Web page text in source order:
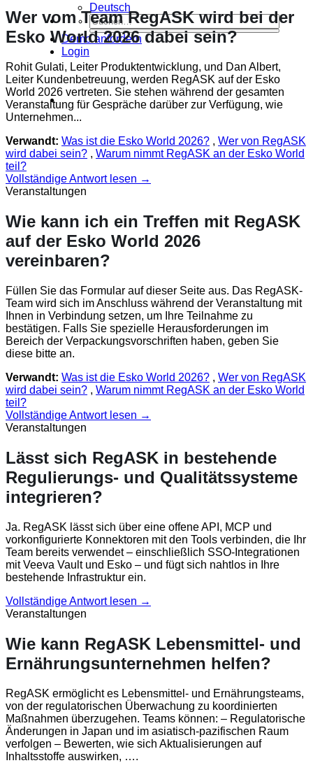
Deutsch
Demo anfordern
Login
Wer vom Team RegASK wird bei der
Esko World 2026 dabei sein?
Rohit Gulati, Leiter Produktentwicklung, und Dan Albert,
Leiter Kundenbetreuung, werden RegASK auf der Esko
World 2026 vertreten. Sie stehen während der gesamten
Veranstaltung für Gespräche darüber zur Verfügung, wie
Unternehmen...
Verwandt: Was ist die Esko World 2026? , Wer von RegASK
wird dabei sein? , Warum nimmt RegASK an der Esko World
teil?
Vollständige Antwort lesen →
Veranstaltungen
Wie kann ich ein Treffen mit RegASK
auf der Esko World 2026
vereinbaren?
Füllen Sie das Formular auf dieser Seite aus. Das RegASK-
Team wird sich im Anschluss während der Veranstaltung mit
Ihnen in Verbindung setzen, um Ihre Teilnahme zu
bestätigen. Falls Sie spezielle Herausforderungen im
Bereich der Verpackungsvorschriften haben, geben Sie
diese bitte an.
Verwandt: Was ist die Esko World 2026? , Wer von RegASK
wird dabei sein? , Warum nimmt RegASK an der Esko World
teil?
Vollständige Antwort lesen →
Veranstaltungen
Lässt sich RegASK in bestehende
Regulierungs- und Qualitätssysteme
integrieren?
Ja. RegASK lässt sich über eine offene API, MCP und
vorkonfigurierte Konnektoren mit den Tools verbinden, die Ihr
Team bereits verwendet – einschließlich SSO-Integrationen
mit Veeva Vault und Esko – und fügt sich nahtlos in Ihre
bestehende Infrastruktur ein.
Vollständige Antwort lesen →
Veranstaltungen
Wie kann RegASK Lebensmittel- und
Ernährungsunternehmen helfen?
RegASK ermöglicht es Lebensmittel- und Ernährungsteams,
von der regulatorischen Überwachung zu koordinierten
Maßnahmen überzugehen. Teams können: – Regulatorische
Änderungen in Japan und im asiatisch-pazifischen Raum
verfolgen – Bewerten, wie sich Aktualisierungen auf
Inhaltsstoffe auswirken, ….